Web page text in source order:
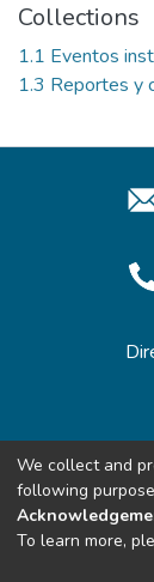
Collections
1.1 Eventos
1.3 Reportes y
We collect and
following
To learn more,